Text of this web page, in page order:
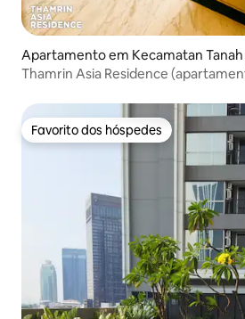
Apartamento em Kecamatan
Thamrin Asia Residence
Favorito dos hóspedes
Favorito dos hóspedes